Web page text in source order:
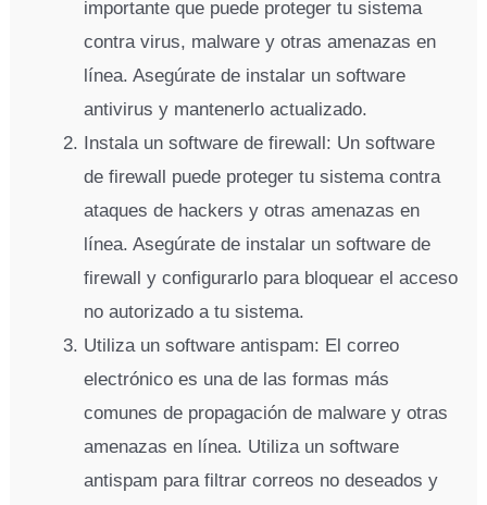
importante que puede proteger tu sistema
contra virus, malware y otras amenazas en
línea. Asegúrate de instalar un software
antivirus y mantenerlo actualizado.
Instala un software de firewall: Un software
de firewall puede proteger tu sistema contra
ataques de hackers y otras amenazas en
línea. Asegúrate de instalar un software de
firewall y configurarlo para bloquear el acceso
no autorizado a tu sistema.
Utiliza un software antispam: El correo
electrónico es una de las formas más
comunes de propagación de malware y otras
amenazas en línea. Utiliza un software
antispam para filtrar correos no deseados y